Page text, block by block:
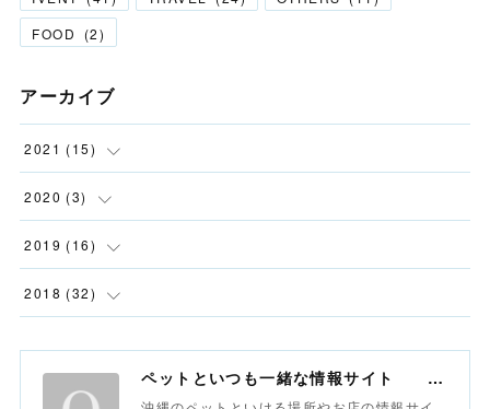
FOOD
(2)
アーカイブ
2021 (15)
(6
(9)
2020 (3)
(1)
(1)
2019 (16)
(2)
2018 (32)
ペットといつも一緒な情報サイト おさんぽ沖縄